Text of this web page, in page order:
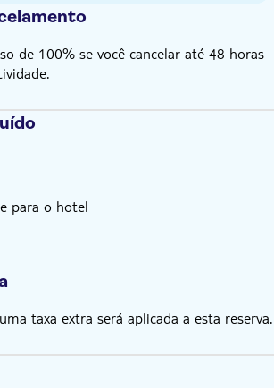
de 100% se você cancelar até 48 horas
para o hotel
taxa extra será aplicada a esta reserva.